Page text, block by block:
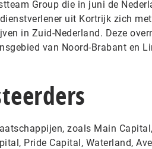
Group die in juni de
uit Kortrijk zich
in Zuid-Nederland. Deze
van Noord-Brabant en
zoals Main
Pride Capital, Waterland,